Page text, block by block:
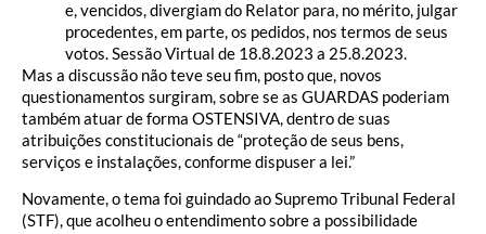
e, vencidos, divergiam do Relator para, no mérito, julgar
procedentes, em parte, os pedidos, nos termos de seus
votos. Sessão Virtual de 18.8.2023 a 25.8.2023.
Mas a discussão não teve seu fim, posto que, novos
questionamentos surgiram, sobre se as GUARDAS poderiam
também atuar de forma OSTENSIVA, dentro de suas
atribuições constitucionais de “proteção de seus bens,
serviços e instalações, conforme dispuser a lei.”
Novamente, o tema foi guindado ao Supremo Tribunal Federal
(STF), que acolheu o entendimento sobre a possibilidade